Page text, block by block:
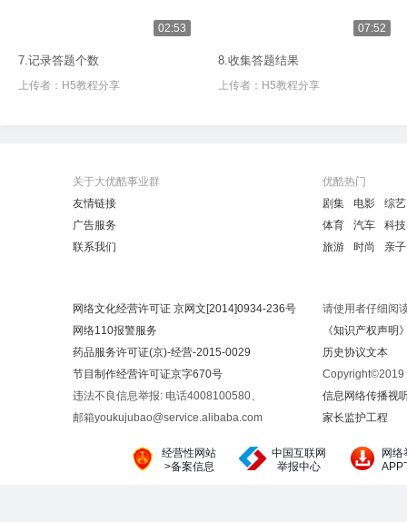
02:53
7.记录答题个数
上传者： H5教程分享
07:52
8.收集答题结果
上传者： H5教程分享
关于大优酷事业群
友情链接
广告服务
联系我们
优酷热门
剧集
电影
综艺
体育
汽车
科技
旅游
时尚 亲子
网络文化经营许可证 京网文[2014]0934-236号
网络110报警服务
药品服务许可证(京)-经营-2015-0029
节目制作经营许可证京字670号
违法不良信息举报: 电话4008100580、
邮箱youkujubao@service.alibaba.com
请使用者仔细阅
《知识产权声明
历史协议文本
Copyright©2019
信息网络传播视
家长监护工程
经营性网站
>备案信息
中国互联网
举报中心
网络
APP